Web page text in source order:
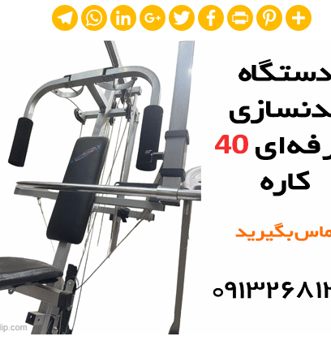
Share
Pinterest
Print
Facebook
Twitter
Google+
LinkedIn
WhatsApp
Telegram